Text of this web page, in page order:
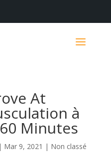
At
à
Minutes
| Mar 9, 2021 | Non classé